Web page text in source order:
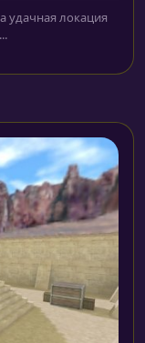
удачная локация